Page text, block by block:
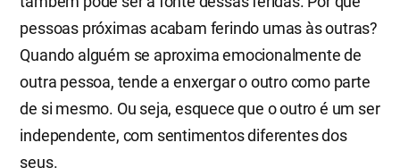
pessoas próximas acabam ferindo umas às outras?
Quando alguém se aproxima emocionalmente de
outra pessoa, tende a enxergar o outro como parte
de si mesmo. Ou seja, esquece que o outro é um ser
independente, com sentimentos diferentes dos
seus.